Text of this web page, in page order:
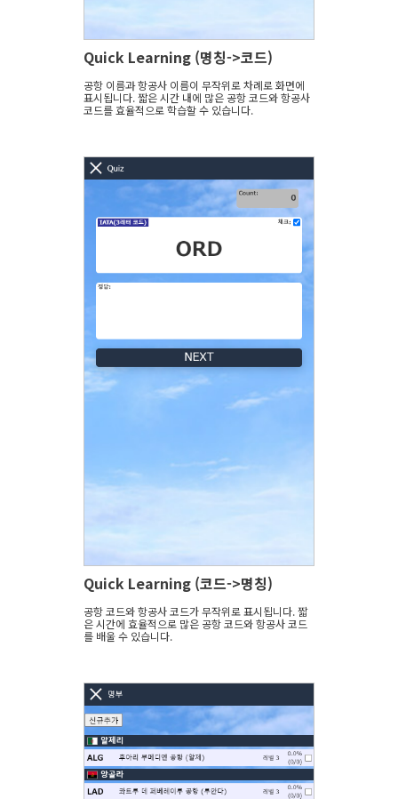
Quick Learning (명칭->코드)
공항 이름과 항공사 이름이 무작위로 차례로 화면에
표시됩니다. 짧은 시간 내에 많은 공항 코드와 항공사
코드를 효율적으로 학습할 수 있습니다.
Quick Learning (코드->명칭)
공항 코드와 항공사 코드가 무작위로 표시됩니다. 짧
은 시간에 효율적으로 많은 공항 코드와 항공사 코드
를 배울 수 있습니다.